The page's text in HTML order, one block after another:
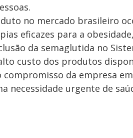
no mercado brasileiro
eficazes para a
da semaglutida no
custo dos produtos
compromisso da empresa
necessidade urgente de